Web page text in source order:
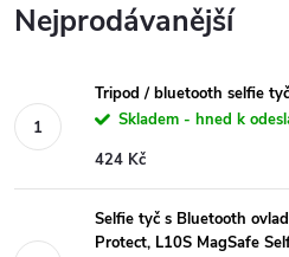
Nejprodávanější
Tripod / bluetooth selfie
Skladem - hned k
424 Kč
Selfie tyč s Bluetooth
Protect, L10S MagSafe